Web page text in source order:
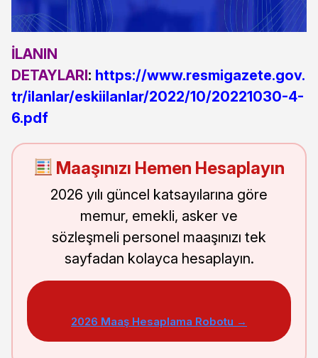
İLANIN
DETAYLARI: https://www.resmigazete.gov.
tr/ilanlar/eskiilanlar/2022/10/20221030-4-
6.pdf
Maaşınızı Hemen Hesaplayın
2026 yılı güncel katsayılarına göre
memur, emekli, asker ve
sözleşmeli personel maaşınızı tek
sayfadan kolayca hesaplayın.
2026 Maaş Hesaplama Robotu →